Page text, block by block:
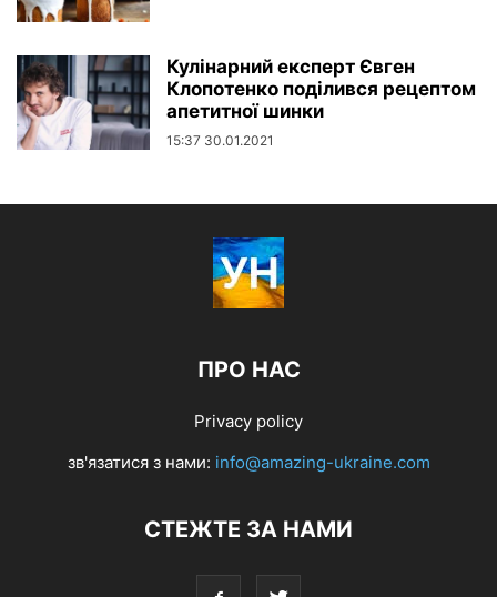
Кулінарний експерт Євген
Клопотенко поділився рецептом
апетитної шинки
15:37 30.01.2021
ПРО НАС
Privacy policy
зв'язатися з нами: info@amazing-ukraine.com
СТЕЖТЕ ЗА НАМИ